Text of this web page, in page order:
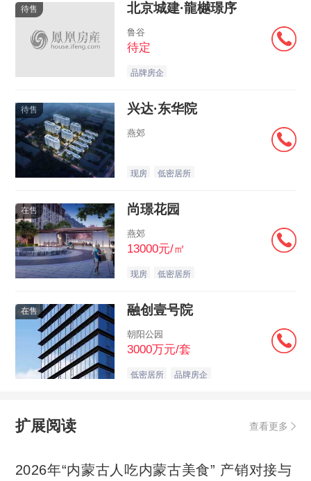
待售 北京城建·龍樾璟序
鲁谷
待定
品牌房企
待售 兴达·东华院
燕郊
现房 低密居所
在售 尚璟花园
燕郊
13000元/㎡
现房 低密居所
在售 融创壹号院
朝阳公园
3000万元/套
低密居所 品牌房企
扩展阅读 查看更多
2026年“内蒙古人吃内蒙古美食” 产销对接与